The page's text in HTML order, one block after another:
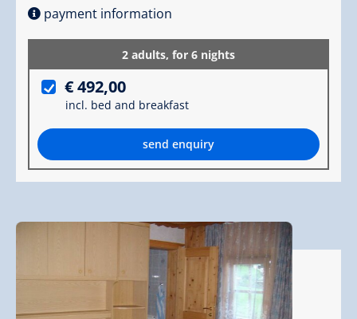
payment information
2 adults, for 6 nights
€ 492,00
incl. bed and breakfast
send enquiry